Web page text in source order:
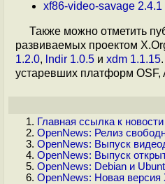
xf86-video-savage 2.4.1
Также можно отметить
развиваемых проектом
1.2.0, lndir 1.0.5 и xdm 1.1.15
устаревших платформ OSF,
Главная ссылка к
OpenNews: Релиз
OpenNews: Выпуск
OpenNews: Выпуск
OpenNews: Debian и
OpenNews: Новая версия